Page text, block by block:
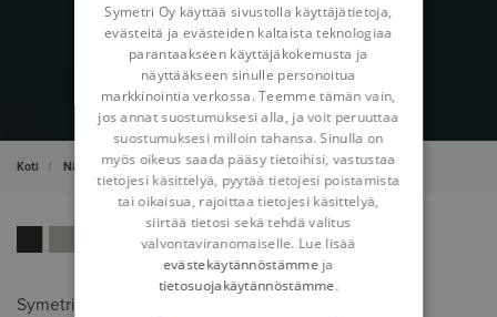
Koti Näkemyksiämme Referenssit Cedervall Arkitekter
Symetrin kanssa yhteistyössä toteutettu huolellinen
Symetri Oy käyttää sivustolla käyttäjätietoja,
evästeitä ja evästeiden kaltaista teknologiaa
parantaakseen käyttäjäkokemusta ja
näyttääkseen sinulle personoitua
markkinointia verkossa. Teemme tämän vain,
jos annat suostumuksesi alla, ja voit peruuttaa
suostumuksesi milloin tahansa. Sinulla on
myös oikeus saada pääsy tietoihisi, vastustaa
tietojesi käsittelyä, pyytää tietojesi poistamista
tai oikaisua, rajoittaa tietojesi käsittelyä,
siirtää tietosi sekä tehdä valitus
valvontaviranomaiselle. Lue lisää
evästekäytännöstämme ja
tietosuojakäytännöstämme.